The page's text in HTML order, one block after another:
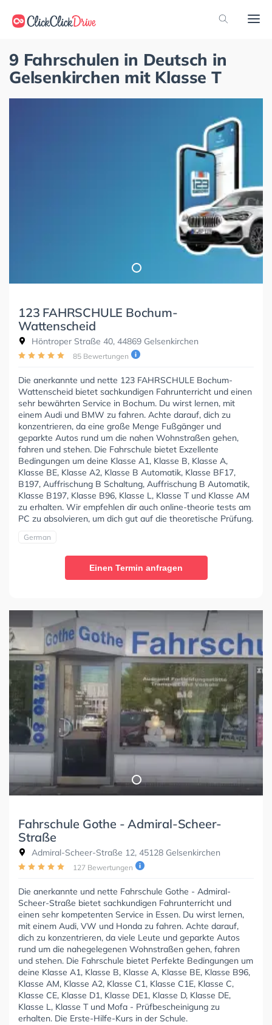
9 Fahrschulen in Deutsch in
Gelsenkirchen mit Klasse T
123 FAHRSCHULE Bochum-
Wattenscheid
Höntroper Straße 40, 44869 Gelsenkirchen
85 Bewertungen
Die anerkannte und nette 123 FAHRSCHULE Bochum-
Wattenscheid bietet sachkundigen Fahrunterricht und einen
sehr bewährten Service in Bochum. Du wirst lernen, mit
einem Audi und BMW zu fahren. Achte darauf, dich zu
konzentrieren, da eine große Menge Fußgänger und
geparkte Autos rund um die nahen Wohnstraßen gehen,
fahren und stehen. Die Fahrschule bietet Exzellente
Bedingungen um deine Klasse A1, Klasse B, Klasse A,
Klasse BE, Klasse A2, Klasse B Automatik, Klasse BF17,
B197, Auffrischung B Schaltung, Auffrischung B Automatik,
Klasse B197, Klasse B96, Klasse L, Klasse T und Klasse AM
zu erhalten. Wir empfehlen dir auch online-theorie tests am
PC zu absolvieren, um dich gut auf die theoretische Prüfung.
German
Einen Termin anfragen
Fahrschule Gothe - Admiral-Scheer-
Straße
Admiral-Scheer-Straße 12, 45128 Gelsenkirchen
127 Bewertungen
Die anerkannte und nette Fahrschule Gothe - Admiral-
Scheer-Straße bietet sachkundigen Fahrunterricht und
einen sehr kompetenten Service in Essen. Du wirst lernen,
mit einem Audi, VW und Honda zu fahren. Achte darauf,
dich zu konzentrieren, da viele Leute und geparkte Autos
rund um die nahegelegenen Wohnstraßen gehen, fahren
und stehen. Die Fahrschule bietet Perfekte Bedingungen um
deine Klasse A1, Klasse B, Klasse A, Klasse BE, Klasse B96,
Klasse AM, Klasse A2, Klasse C1, Klasse C1E, Klasse C,
Klasse CE, Klasse D1, Klasse DE1, Klasse D, Klasse DE,
Klasse L, Klasse T und Mofa - Prüfbescheinigung zu
erhalten. Die Erste-Hilfe-Kurs in der Schule.